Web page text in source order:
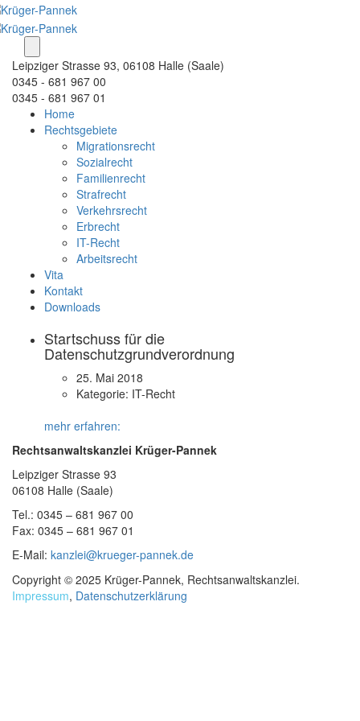
Leipziger Strasse 93, 06108 Halle (Saale)
0345 - 681 967 00
0345 - 681 967 01
Home
Rechtsgebiete
Migrationsrecht
Sozialrecht
Familienrecht
Strafrecht
Verkehrsrecht
Erbrecht
IT-Recht
Arbeitsrecht
Vita
Kontakt
Downloads
Startschuss für die
Datenschutzgrundverordnung
25. Mai 2018
Kategorie: IT-Recht
mehr erfahren:
Rechtsanwaltskanzlei Krüger-Pannek
Leipziger Strasse 93
06108 Halle (Saale)
Tel.: 0345 – 681 967 00
Fax: 0345 – 681 967 01
E-Mail: kanzlei@krueger-pannek.de
Copyright © 2025 Krüger-Pannek, Rechtsanwaltskanzlei.
Impressum, Datenschutzerklärung